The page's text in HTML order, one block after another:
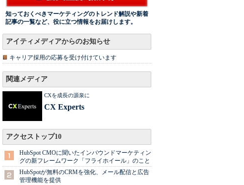
知っておくべきマーケティングのトレンド解説や新着
記事の一覧など、役に立つ情報をお届けします。
アイティメディアからのお知らせ
キャリア採用の応募を受け付けています
関連メディア
CXを成長の源泉に
CX Experts
アクセストップ10
HubSpot CMOに聞いたインバウンドマーケティン
グの新フレームワーク「フライホイール」のこと
HubSpotが無料のCRMを強化、メール配信と広告
管理機能を提供